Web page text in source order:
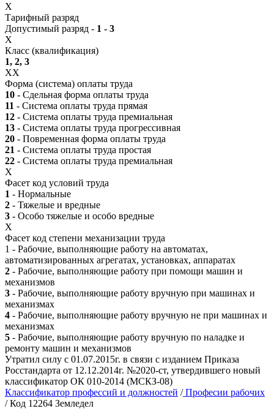
X
Тарифный разряд
Допустимый разряд - 1 - 3
X
Класс (квалификация)
1, 2, 3
XX
Форма (система) оплаты труда
10 - Сдельная форма оплаты труда
11 - Система оплаты труда прямая
12 - Система оплаты труда премиальная
13 - Система оплаты труда прогрессивная
20 - Повременная форма оплаты труда
21 - Система оплаты труда простая
22 - Система оплаты труда премиальная
X
Фасет код условий труда
1 - Нормальные
2 - Тяжелые и вредные
3 - Особо тяжелые и особо вредные
X
Фасет код степени механизации труда
1 - Рабочие, выполняющие работу на автоматах,
автоматизированных агрегатах, установках, аппаратах
2 - Рабочие, выполняющие работу при помощи машин и
механизмов
3 - Рабочие, выполняющие работу вручную при машинах и
механизмах
4 - Рабочие, выполняющие работу вручную не при машинах и
механизмах
5 - Рабочие, выполняющие работу вручную по наладке и
ремонту машин и механизмов
Утратил силу с 01.07.2015г. в связи с изданием Приказа
Росстандарта от 12.12.2014г. №2020-ст, утвердившего новый
классификатор ОК 010-2014 (МСКЗ-08)
Классификатор профессий и должностей /Професии рабочих
/ Код 12264 Земледел